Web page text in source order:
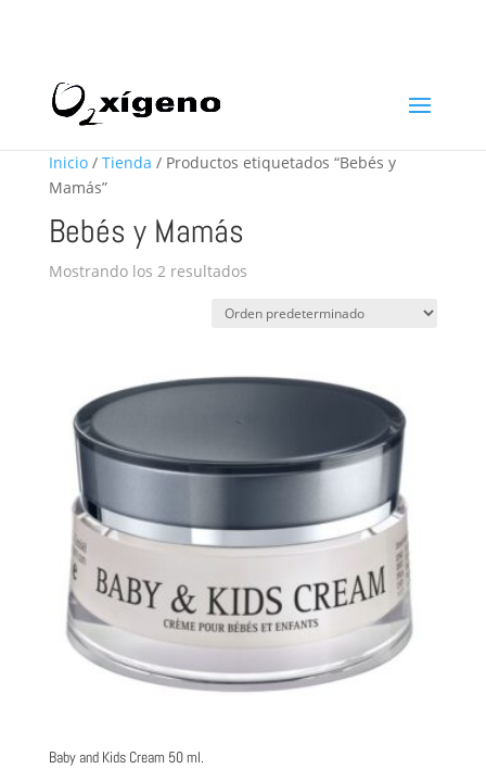
Inicio/ Tienda / Productos etiquetados “Bebés y
Mamás”
Bebés y Mamás
Mostrando los 2 resultados
Baby and Kids Cream 50 ml.